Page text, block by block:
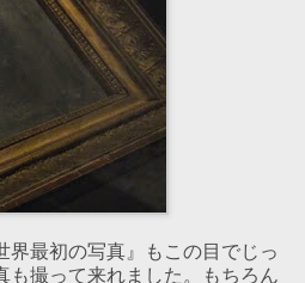
界最初の写真』もこの目でじっ
も撮って来れました。もちろん